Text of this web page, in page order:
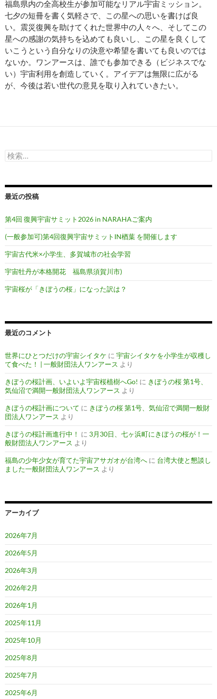
福島県内の全高校生が参加可能なリアル宇宙ミッション。
七夕の短冊を書く気軽さで、この星への思いを書けば良
い。震災復興を助けてくれた世界中の人々へ、そしてこの
星への感謝の気持ちを込めても良いし、この星を良くして
いこうという自分なりの決意や希望を書いても良いのでは
ないか。ワンアースは、誰でも参加できる（ビジネスでな
い）宇宙利用を創造していく。アイデアは無限に広がる
が、今後は若い世代の意見を取り入れていきたい。
検
索:
最近の投稿
第4回 復興宇宙サミット2026 in NARAHAご案内
(一般参加可)第4回復興宇宙サミットIN楢葉 を開催します
宇宙古代米×小学生、多賀城市の社会学習
宇宙牡丹が本格開花 福島県須賀川市)
宇宙桜が「きぼうの桜」になった訳は？
最近のコメント
世界にひとつだけの宇宙シイタケ に 宇宙シイタケを小学生が収穫し
て食べた！ | 一般財団法人ワンアース より
きぼうの桜計画、いよいよ宇宙桜植樹へGo! に きぼうの桜 第1号、
気仙沼で満開一般財団法人ワンアース より
きぼうの桜計画について に きぼうの桜 第1号、気仙沼で満開一般財
団法人ワンアース より
きぼうの桜計画進行中！ に 3月30日、七ヶ浜町にきぼうの桜が！一
般財団法人ワンアース より
福島の少年少女が育てた宇宙アサガオが台湾へ に 台湾大使と懇談し
ました一般財団法人ワンアース より
アーカイブ
2026年7月
2026年5月
2026年3月
2026年2月
2026年1月
2025年11月
2025年10月
2025年8月
2025年7月
2025年6月